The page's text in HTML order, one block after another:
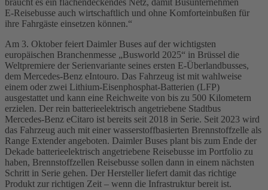
braucht es ein flächendeckendes Netz, damit Busunternehmen
E‑Reisebusse auch wirtschaftlich und ohne Komforteinbußen für
ihre Fahrgäste einsetzen können.“
Am 3. Oktober feiert Daimler Buses auf der wichtigsten
europäischen Branchenmesse „Busworld 2025“ in Brüssel die
Weltpremiere der Serienvariante seines ersten E‑Überlandbusses,
dem Mercedes‑Benz eIntouro. Das Fahrzeug ist mit wahlweise
einem oder zwei Lithium-Eisenphosphat-Batterien (LFP)
ausgestattet und kann eine Reichweite von bis zu 500 Kilometern
erzielen. Der rein batterieelektrisch angetriebene Stadtbus
Mercedes‑Benz eCitaro ist bereits seit 2018 in Serie. Seit 2023 wird
das Fahrzeug auch mit einer wasserstoffbasierten Brennstoffzelle als
Range Extender angeboten. Daimler Buses plant bis zum Ende der
Dekade batterieelektrisch angetriebene Reisebusse im Portfolio zu
haben, Brennstoffzellen Reisebusse sollen dann in einem nächsten
Schritt in Serie gehen. Der Hersteller liefert damit das richtige
Produkt zur richtigen Zeit – wenn die Infrastruktur bereit ist.